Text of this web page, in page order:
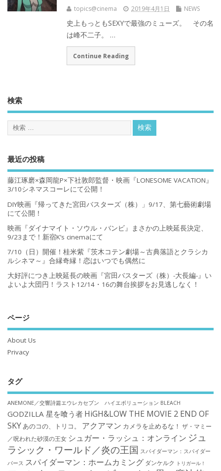
topics@cinema 2019年4月1日 NEWS
史上もっともSEXYで最強のミューズ。 その名
は峰不二子。 …
Continue Reading
検索
最近の投稿
藤江琢磨×森岡龍P×下社敦郎監督・映画『LONESOME VACATION』
3/10シネマスコーレにて公開！
DIY映画『帰ってきた宮田バスターズ（株）」9/17、第七藝術劇場
にて公開！
映画『ダイナマイト・ソウル・バンビ』まさかの上映延長決定、
9/23まで！新宿K’s cinemaにて
7/10（日）開催！桂米紫『茨木コテン劇場～古典落語とクラシカ
ルシネマ～』合縁奇縁！恋はいつでも偶然に
大好評につき上映延長の映画『宮田バスターズ（株）-大長編-』い
よいよ大団円！ラスト12/14・16の舞台挨拶をお見逃しなく！
ページ
About Us
Privacy
タグ
ANEMONE／交響詩篇エウレカセブン ハイエボリューション BLEACH
GODZILLA 星を喰う者 HiGH&LOW THE MOVIE 2 END OF
SKYあのコの、トリコ。 アクアマン カメラを止めるな！ ザ・マミー
／呪われた砂漠の王女 シュガー・ラッシュ：オンライン ジュ
ラシック・ワールド／炎の王国 スパイダーマン：スパイダー
バース スパイダーマン：ホームカミング ダンケルク トリガール！